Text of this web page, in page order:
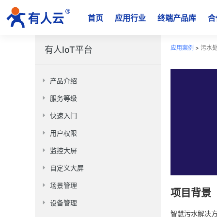
首页 应用行业 终端产品库
有人IoT平台
产品介绍
服务等级
快速入门
用户权限
监控大屏
自定义大屏
场景管理
设备管理
应用案例 > 污水
项目背景
智慧污水解决